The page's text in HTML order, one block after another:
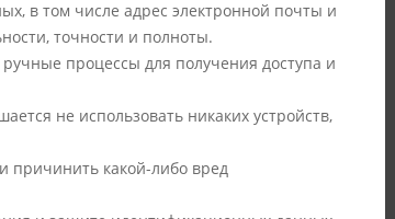
в том числе адрес электронной почты и
точности и полноты.
процессы для получения доступа и
не использовать никаких устройств,
причинить какой-либо вред